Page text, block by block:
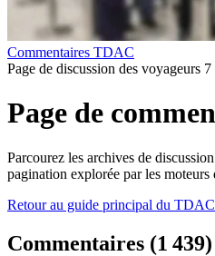
Commentaires TDAC
Page de discussion des voyageurs 7
Page de
Parcourez les archives de
pagination explorée par les moteurs
Retour au guide principal du TDAC
Commentaires (1 439)